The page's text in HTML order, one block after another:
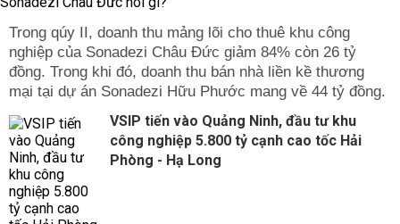
Trong qúy II, doanh thu mảng lõi cho thuê khu công
nghiệp của Sonadezi Châu Đức giảm 84% còn 26 tỷ
đồng. Trong khi đó, doanh thu bán nhà liền kề thương
mại tại dự án Sonadezi Hữu Phước mang về 44 tỷ đồng.
VSIP tiến vào Quảng Ninh, đầu tư khu
công nghiệp 5.800 tỷ cạnh cao tốc Hải
Phòng - Hạ Long